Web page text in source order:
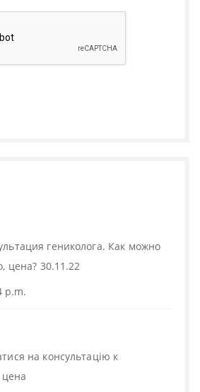
гениколога. Как можно
цена? 30.11.22
p.m.
на консультацію к
цена